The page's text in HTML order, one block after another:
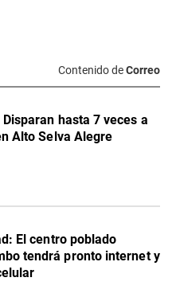
Contenido deCorreo
hasta 7 veces a
Alto Selva Alegre
El centro poblado
tendrá pronto internet y